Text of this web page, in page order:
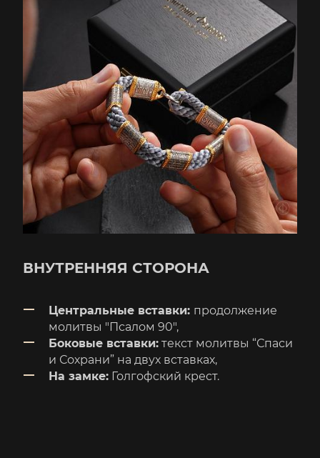
ВНУТРЕННЯЯ СТОРОНА
Центральные вставки: продолжение
молитвы "Псалом 90",
Боковые вставки: текст молитвы “Спаси
и Сохрани” на двух вставках,
На замке: Голгофский крест.